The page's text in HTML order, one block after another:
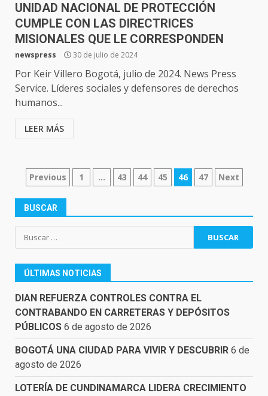
UNIDAD NACIONAL DE PROTECCIÓN
CUMPLE CON LAS DIRECTRICES
MISIONALES QUE LE CORRESPONDEN
newspress 30 de julio de 2024
Por Keir Villero Bogotá, julio de 2024. News Press
Service. Líderes sociales y defensores de derechos
humanos...
LEER MÁS
NAVEGACIÓN
DE
ENTRADAS
Previous 1 … 43 44 45 46 47 Next
BUSCAR
Buscar:
ÚLTIMAS NOTICIAS
DIAN REFUERZA CONTROLES CONTRA EL
CONTRABANDO EN CARRETERAS Y DEPÓSITOS
PÚBLICOS 6 de agosto de 2026
BOGOTÁ UNA CIUDAD PARA VIVIR Y DESCUBRIR 6 de
agosto de 2026
LOTERÍA DE CUNDINAMARCA LIDERA CRECIMIENTO